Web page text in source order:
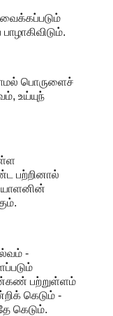
பொருளைச்
உய்யுந்
பற்றினால்
-
பற்றுள்ளம்
கெடும் -
கெடும்.